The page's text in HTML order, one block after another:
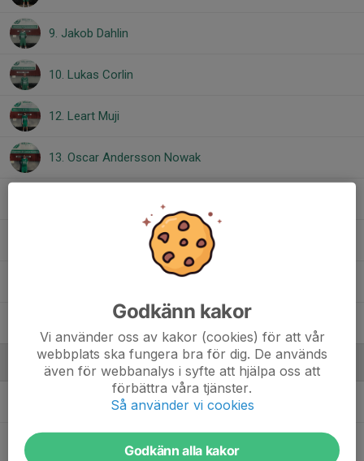
9. Jakob Dahlin
10. Lukas Corlin
12. Leart Muji
13. Oscar Andersson Nowak
17. Zakariya Zahid
77. Rikard Karlsson
Ledare
Bing-Ove CorlinLagledare
Mikael Karlsson Sportchef/Spelaransvarig
Godkänn kakor
Vi använder oss av kakor (cookies) för att vår
webbplats ska fungera bra för dig. De används
även för webbanalys i syfte att hjälpa oss att
förbättra våra tjänster.
Så använder vi cookies
Godkänn alla kakor